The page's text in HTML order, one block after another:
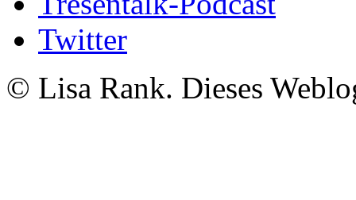
Twitter
© Lisa Rank. Dieses